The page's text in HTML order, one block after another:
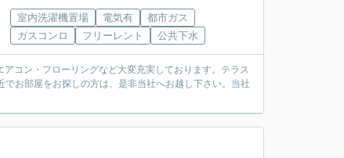
室内洗濯機置場 電気有
都市ガス
ガスコンロ
フリーレント 公共下水
コン・フローリングなど大変充実しております。テラス
お部屋をお探しの方は、是非当社へお越し下さい。当社